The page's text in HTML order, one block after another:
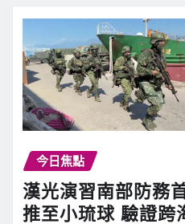
今日焦點
漢光演習南部防務
推至小琉球 驗證跨